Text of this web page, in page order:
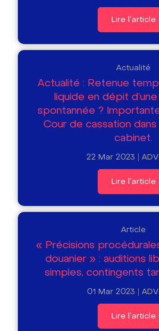
Lire l'article
Actualité
Actualité : Retenue
liquide en dépit
spontannée ?
Cour de cassation
cabinet.
22 Mar 2023
Lire l'article
Article
« Précisions
douanier » : auditions
simples, contingents
01 Mar 2023
Lire l'article